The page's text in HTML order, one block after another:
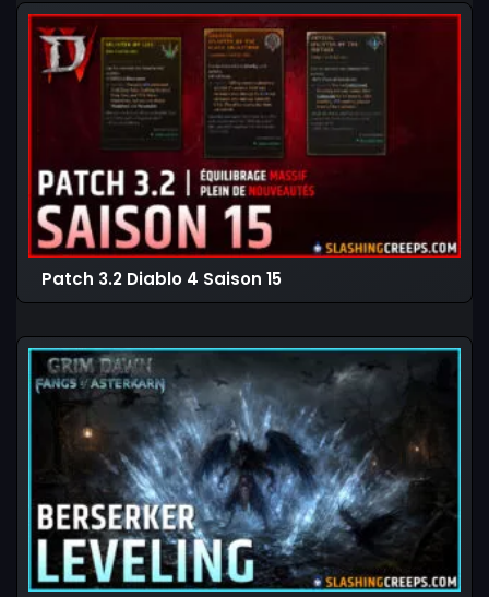
Patch 3.2 Diablo 4 Saison 15